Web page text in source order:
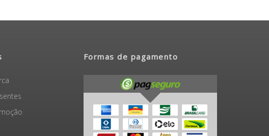
Formas de pagamento